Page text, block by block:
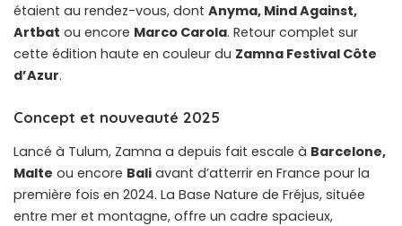
étaient au rendez-vous, dont Anyma, Mind Against,
Artbat ou encore Marco Carola. Retour complet sur
cette édition haute en couleur du Zamna Festival Côte
d’Azur.
Concept et nouveauté 2025
Lancé à Tulum, Zamna a depuis fait escale à Barcelone,
Malte ou encore Bali avant d’atterrir en France pour la
première fois en 2024. La Base Nature de Fréjus, située
entre mer et montagne, offre un cadre spacieux,